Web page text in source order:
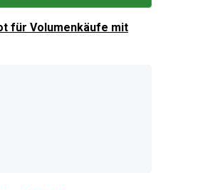
für Volumenkäufe mit